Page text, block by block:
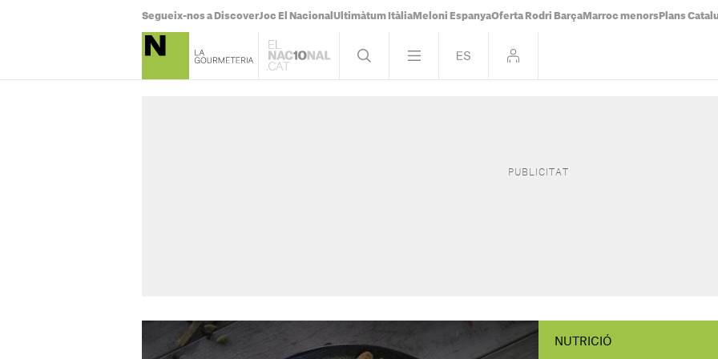
Segueix-nos a DiscoverJoc El Nacional Ultimàtum Itàlia Meloni EspanyaOferta Rodri Barça Marroc menors Plans
NUTRICIÓ